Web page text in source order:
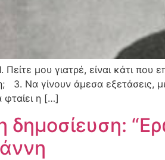
μου γιατρέ, είναι κάτι
3. Να γίνουν άμεσα
φταίει η […]
δημοσίευση: